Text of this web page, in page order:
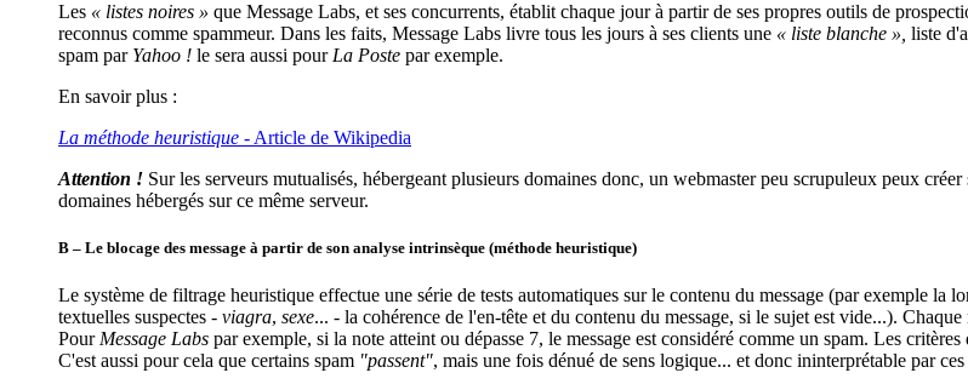
Les « listes noires » que Message Labs, et ses concurrents, établit chaque jour à partir de ses propres outils de
reconnus comme spammeur. Dans les faits, Message Labs livre tous les jours à ses clients une « liste blanche », liste
spam par Yahoo ! le sera aussi pour La Poste par exemple.
En savoir plus :
La méthode heuristique - Article de Wikipedia
Attention ! Sur les serveurs mutualisés, hébergeant plusieurs domaines donc, un webmaster peu scrupuleux peux
domaines hébergés sur ce même serveur.
B – Le blocage des message à partir de son analyse intrinsèque (méthode heuristique)
Le système de filtrage heuristique effectue une série de tests automatiques sur le contenu du message (par exemple
textuelles suspectes - viagra, sexe... - la cohérence de l'en-tête et du contenu du message, si le sujet est vide...).
PourMessage Labs par exemple, si la note atteint ou dépasse 7, le message est considéré comme un spam. Les
C'est aussi pour cela que certains spam "passent", mais une fois dénué de sens logique... et donc ininterprétable par